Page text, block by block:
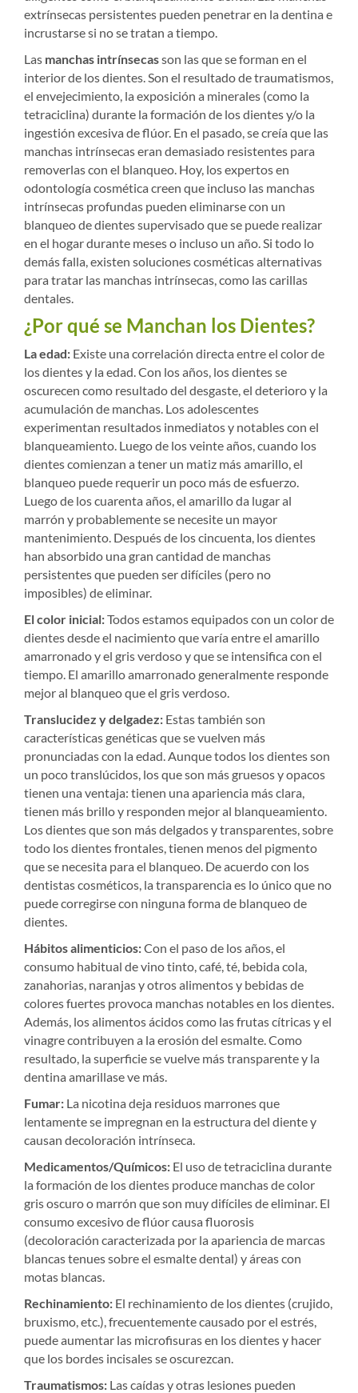
extrínsecas persistentes pueden penetrar en la dentina e
incrustarse si no se tratan a tiempo.
Las manchas intrínsecasson las que se forman en el
interior de los dientes. Son el resultado de traumatismos,
el envejecimiento, la exposición a minerales (como la
tetraciclina) durante la formación de los dientes y/o la
ingestión excesiva de flúor. En el pasado, se creía que las
manchas intrínsecas eran demasiado resistentes para
removerlas con el blanqueo. Hoy, los expertos en
odontología cosmética creen que incluso las manchas
intrínsecas profundas pueden eliminarse con un
blanqueo de dientes supervisado que se puede realizar
en el hogar durante meses o incluso un año. Si todo lo
demás falla, existen soluciones cosméticas alternativas
para tratar las manchas intrínsecas, como las carillas
dentales.
¿Por qué se Manchan los Dientes?
La edad: Existe una correlación directa entre el color de
los dientes y la edad. Con los años, los dientes se
oscurecen como resultado del desgaste, el deterioro y la
acumulación de manchas. Los adolescentes
experimentan resultados inmediatos y notables con el
blanqueamiento. Luego de los veinte años, cuando los
dientes comienzan a tener un matiz más amarillo, el
blanqueo puede requerir un poco más de esfuerzo.
Luego de los cuarenta años, el amarillo da lugar al
marrón y probablemente se necesite un mayor
mantenimiento. Después de los cincuenta, los dientes
han absorbido una gran cantidad de manchas
persistentes que pueden ser difíciles (pero no
imposibles) de eliminar.
El color inicial:Todos estamos equipados con un color de
dientes desde el nacimiento que varía entre el amarillo
amarronado y el gris verdoso y que se intensifica con el
tiempo. El amarillo amarronado generalmente responde
mejor al blanqueo que el gris verdoso.
Translucidez y delgadez: Estas también son
características genéticas que se vuelven más
pronunciadas con la edad. Aunque todos los dientes son
un poco translúcidos, los que son más gruesos y opacos
tienen una ventaja: tienen una apariencia más clara,
tienen más brillo y responden mejor al blanqueamiento.
Los dientes que son más delgados y transparentes, sobre
todo los dientes frontales, tienen menos del pigmento
que se necesita para el blanqueo. De acuerdo con los
dentistas cosméticos, la transparencia es lo único que no
puede corregirse con ninguna forma de blanqueo de
dientes.
Hábitos alimenticios:Con el paso de los años, el
consumo habitual de vino tinto, café, té, bebida cola,
zanahorias, naranjas y otros alimentos y bebidas de
colores fuertes provoca manchas notables en los dientes.
Además, los alimentos ácidos como las frutas cítricas y el
vinagre contribuyen a la erosión del esmalte. Como
resultado, la superficie se vuelve más transparente y la
dentina amarillase ve más.
Fumar: La nicotina deja residuos marrones que
lentamente se impregnan en la estructura del diente y
causan decoloración intrínseca.
Medicamentos/Químicos: El uso de tetraciclina durante
la formación de los dientes produce manchas de color
gris oscuro o marrón que son muy difíciles de eliminar. El
consumo excesivo de flúor causa fluorosis
(decoloración caracterizada por la apariencia de marcas
blancas tenues sobre el esmalte dental) y áreas con
motas blancas.
Rechinamiento: El rechinamiento de los dientes (crujido,
bruxismo, etc.), frecuentemente causado por el estrés,
puede aumentar las microfisuras en los dientes y hacer
que los bordes incisales se oscurezcan.
Traumatismos: Las caídas y otras lesiones pueden